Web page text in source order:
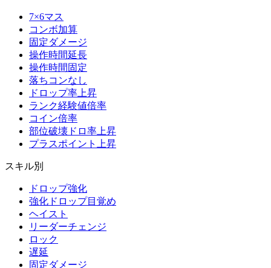
7×6マス
コンボ加算
固定ダメージ
操作時間延長
操作時間固定
落ちコンなし
ドロップ率上昇
ランク経験値倍率
コイン倍率
部位破壊ドロ率上昇
プラスポイント上昇
スキル別
ドロップ強化
強化ドロップ目覚め
ヘイスト
リーダーチェンジ
ロック
遅延
固定ダメージ